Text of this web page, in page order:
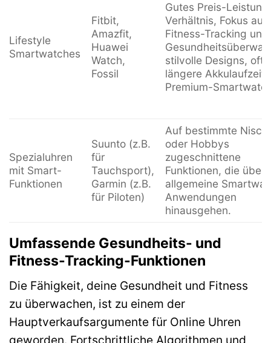
Lifestyle
Smartwatches
Fitbit,
Amazfit,
Huawei
Watch,
Fossil
Gutes Preis-
Verhältnis, Fokus auf
Fitness-Tracking und
stilvolle Designs, oft
längere Akkulaufzeit
Premium-
Spezialuhren
mit Smart-
Funktionen
Suunto (z.B.
für
Tauchsport),
Garmin (z.B.
für Piloten)
Auf bestimmte
oder Hobbys
zugeschnittene
Funktionen, die über
allgemeine
Anwendungen
hinausgehen.
Umfassende Gesundheits- und
Fitness-Tracking-Funktionen
Die Fähigkeit, deine Gesundheit und Fitness
zu überwachen, ist zu einem der
Hauptverkaufsargumente für Online Uhren
geworden. Fortschrittliche Algorithmen und